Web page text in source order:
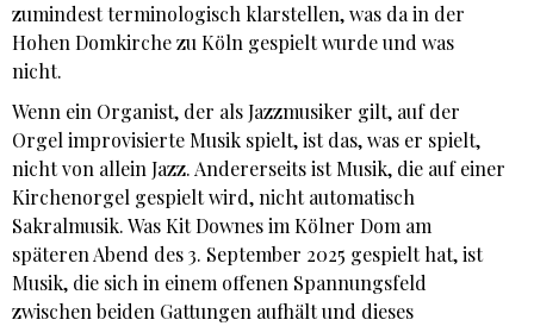
zumindest terminologisch klarstellen, was da in der
Hohen Domkirche zu Köln gespielt wurde und was
nicht.
Wenn ein Organist, der als Jazzmusiker gilt, auf der
Orgel improvisierte Musik spielt, ist das, was er spielt,
nicht von allein Jazz. Andererseits ist Musik, die auf einer
Kirchenorgel gespielt wird, nicht automatisch
Sakralmusik. Was Kit Downes im Kölner Dom am
späteren Abend des 3. September 2025 gespielt hat, ist
Musik, die sich in einem offenen Spannungsfeld
zwischen beiden Gattungen aufhält und dieses